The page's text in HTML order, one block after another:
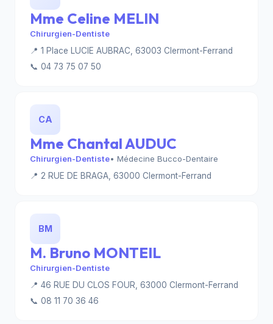
Mme Celine MELIN
Chirurgien-Dentiste
📍 1 Place LUCIE AUBRAC, 63003 Clermont-Ferrand
📞 04 73 75 07 50
CA
Mme Chantal AUDUC
Chirurgien-Dentiste• Médecine Bucco-Dentaire
📍 2 RUE DE BRAGA, 63000 Clermont-Ferrand
BM
M. Bruno MONTEIL
Chirurgien-Dentiste
📍 46 RUE DU CLOS FOUR, 63000 Clermont-Ferrand
📞 08 11 70 36 46